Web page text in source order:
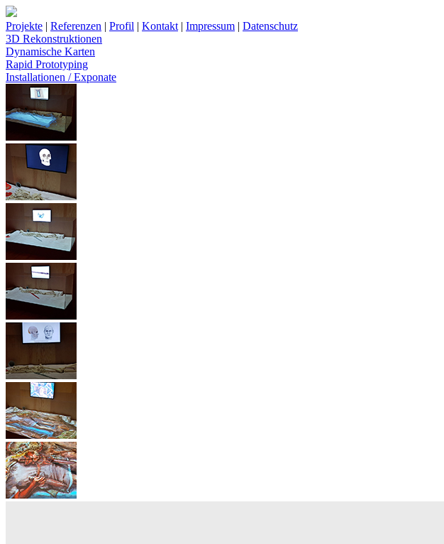
Projekte | Referenzen | Profil | Kontakt | Impressum | Datenschutz
3D Rekonstruktionen
Dynamische Karten
Rapid Prototyping
Installationen / Exponate